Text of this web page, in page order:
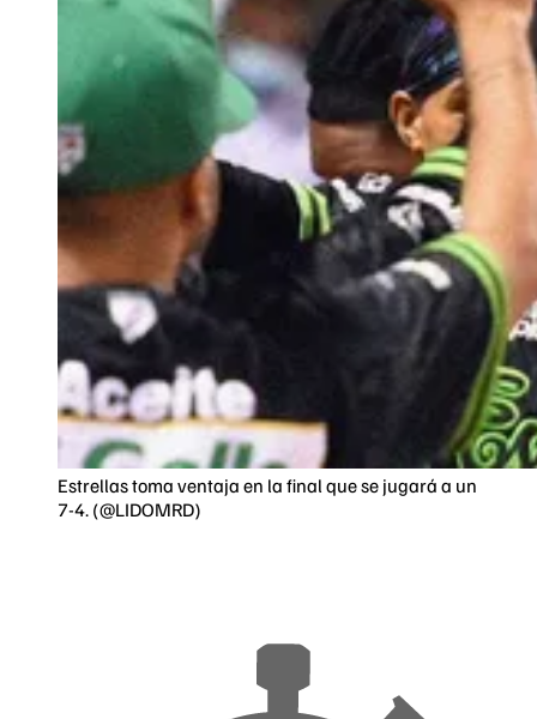
Estrellas toma ventaja en la final que se jugará a un
7-4. (@LIDOMRD)